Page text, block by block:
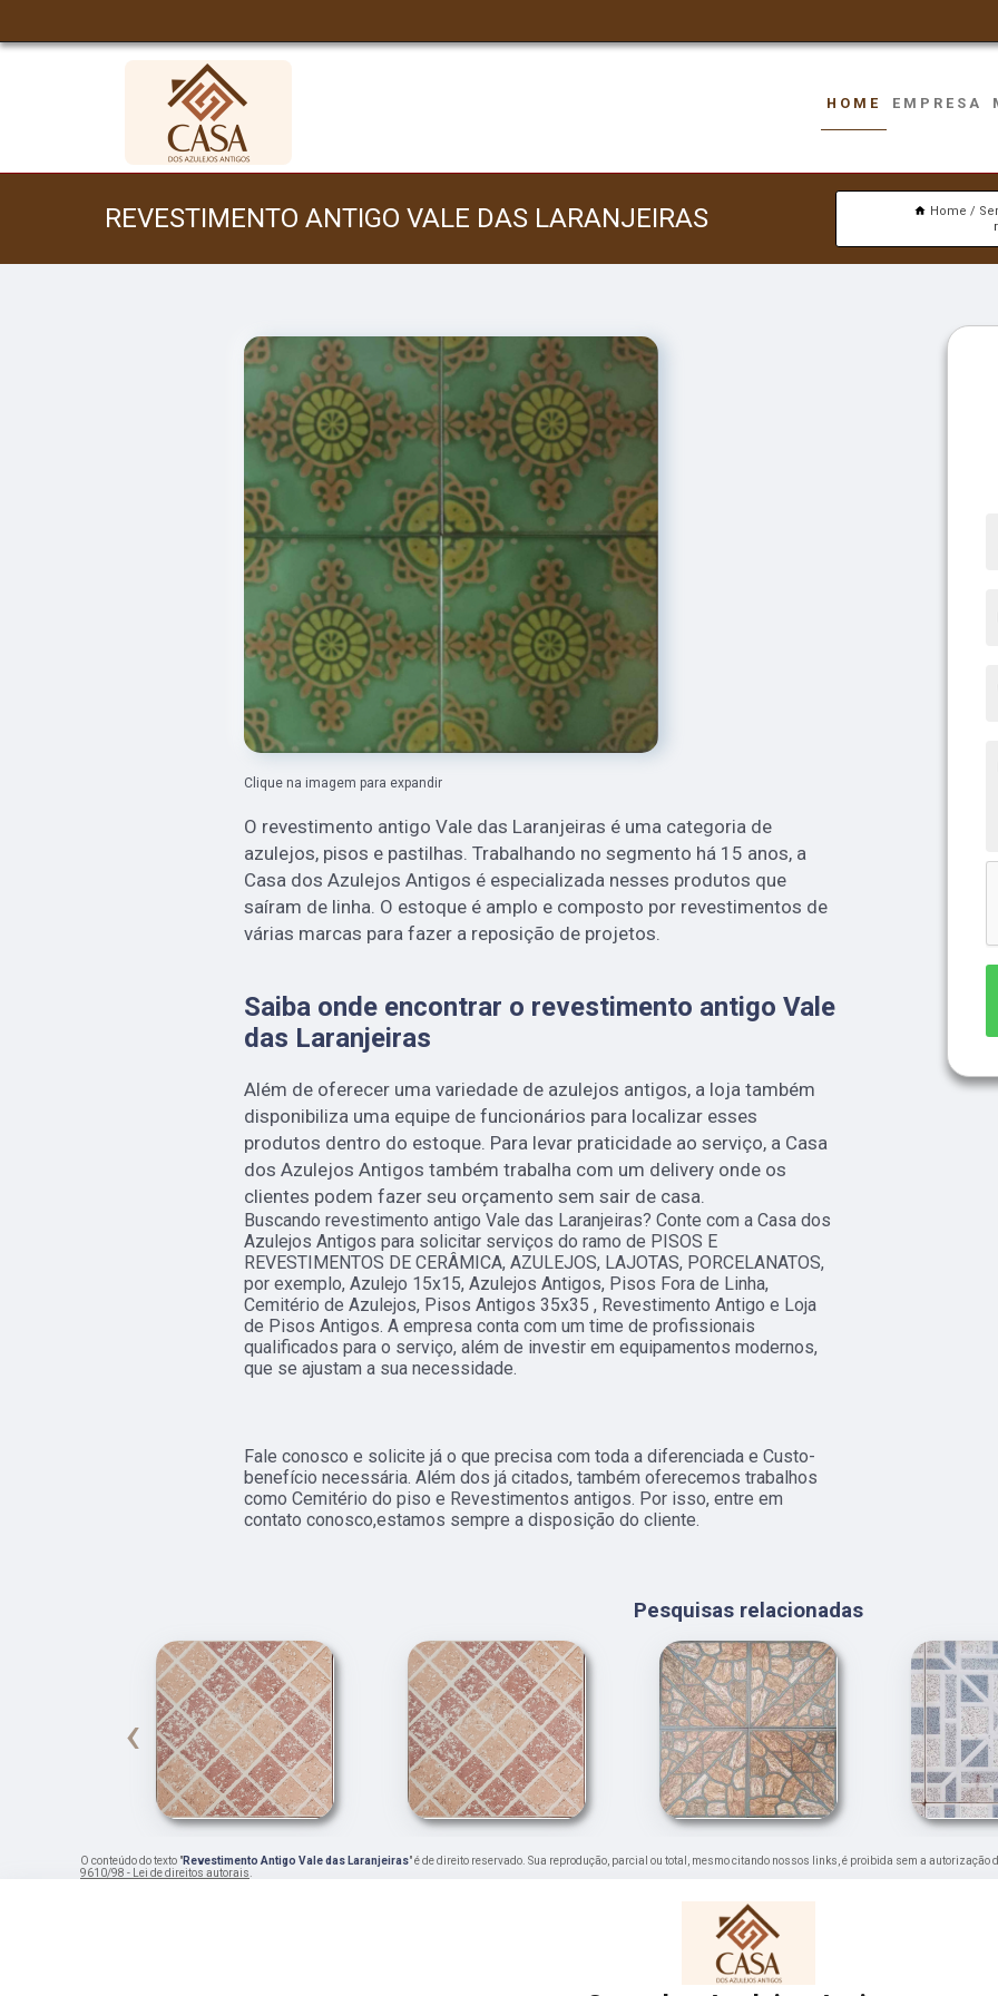
HOME EMPRESA
REVESTIMENTO ANTIGO VALE DAS LARANJEIRAS Home
Clique na imagem para expandir
O revestimento antigo Vale das Laranjeiras é uma categoria de
azulejos, pisos e pastilhas. Trabalhando no segmento há 15 anos, a
Casa dos Azulejos Antigos é especializada nesses produtos que
saíram de linha. O estoque é amplo e composto por revestimentos de
várias marcas para fazer a reposição de projetos.
Saiba onde encontrar o revestimento antigo Vale
das Laranjeiras
Além de oferecer uma variedade de azulejos antigos, a loja também
disponibiliza uma equipe de funcionários para localizar esses
produtos dentro do estoque. Para levar praticidade ao serviço, a Casa
dos Azulejos Antigos também trabalha com um delivery onde os
clientes podem fazer seu orçamento sem sair de casa.
Buscando revestimento antigo Vale das Laranjeiras? Conte com a Casa dos
Azulejos Antigos para solicitar serviços do ramo de PISOS E
REVESTIMENTOS DE CERÂMICA, AZULEJOS, LAJOTAS, PORCELANATOS,
por exemplo, Azulejo 15x15, Azulejos Antigos, Pisos Fora de Linha,
Cemitério de Azulejos, Pisos Antigos 35x35 , Revestimento Antigo e Loja
de Pisos Antigos. A empresa conta com um time de profissionais
qualificados para o serviço, além de investir em equipamentos modernos,
que se ajustam a sua necessidade.
Fale conosco e solicite já o que precisa com toda a diferenciada e Custo-
benefício necessária. Além dos já citados, também oferecemos trabalhos
como Cemitério do piso e Revestimentos antigos. Por isso, entre em
contato conosco,estamos sempre a disposição do cliente.
Pesquisas relacionadas
‹
O conteúdo do texto "Revestimento Antigo Vale das Laranjeiras" é de direito reservado. Sua reprodução, parcial ou total, mesmo citando nossos links, é proibida sem a
9610/98 - Lei de direitos autorais